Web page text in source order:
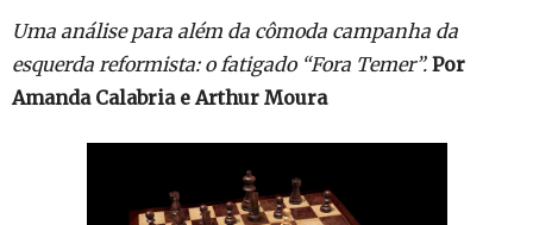
Uma análise para além da cômoda campanha da
esquerda reformista: o fatigado “Fora Temer”. Por
Amanda Calabria e Arthur Moura